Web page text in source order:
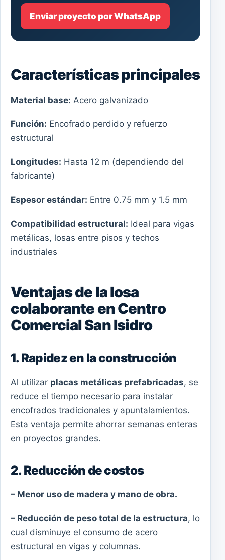
Enviar proyecto por WhatsApp
Características principales
Material base: Acero galvanizado
Función: Encofrado perdido y refuerzo
estructural
Longitudes: Hasta 12 m (dependiendo del
fabricante)
Espesor estándar: Entre 0.75 mm y 1.5 mm
Compatibilidad estructural: Ideal para vigas
metálicas, losas entre pisos y techos
industriales
Ventajas de la losa
colaborante en Centro
Comercial San Isidro
1. Rapidez en la construcción
Al utilizar placas metálicas prefabricadas, se
reduce el tiempo necesario para instalar
encofrados tradicionales y apuntalamientos.
Esta ventaja permite ahorrar semanas enteras
en proyectos grandes.
2. Reducción de costos
– Menor uso de madera y mano de obra.
– Reducción de peso total de la estructura, lo
cual disminuye el consumo de acero
estructural en vigas y columnas.